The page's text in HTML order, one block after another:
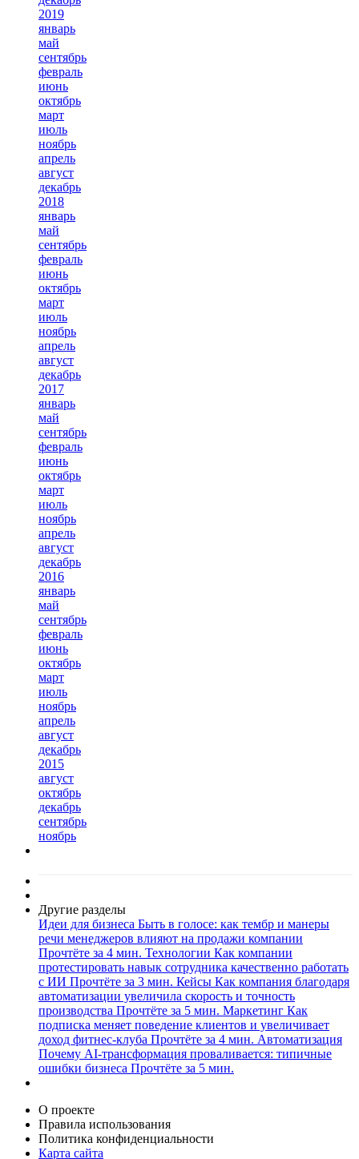
2019
январь
май
сентябрь
февраль
июнь
октябрь
март
июль
ноябрь
апрель
август
декабрь
2018
январь
май
сентябрь
февраль
июнь
октябрь
март
июль
ноябрь
апрель
август
декабрь
2017
январь
май
сентябрь
февраль
июнь
октябрь
март
июль
ноябрь
апрель
август
декабрь
2016
январь
май
сентябрь
февраль
июнь
октябрь
март
июль
ноябрь
апрель
август
декабрь
2015
август
октябрь
декабрь
сентябрь
ноябрь
Другие разделы
Идеи для бизнеса Быть в голосе: как тембр и манеры
речи менеджеров влияют на продажи компании
Прочтёте за 4 мин. Технологии Как компании
протестировать навык сотрудника качественно работать
с ИИ Прочтёте за 3 мин. Кейсы Как компания благодаря
автоматизации увеличила скорость и точность
производства Прочтёте за 5 мин. Маркетинг Как
подписка меняет поведение клиентов и увеличивает
доход фитнес-клуба Прочтёте за 4 мин. Автоматизация
Почему AI-трансформация проваливается: типичные
ошибки бизнеса Прочтёте за 5 мин.
О проекте
Правила использования
Политика конфиденциальности
Карта сайта